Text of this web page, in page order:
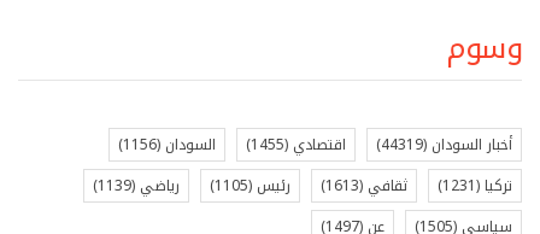
وسوم
أخبار السودان (44319) اقتصادي (1455) السودان (1156)
تركيا (1231) ثقافي (1613) رئيس (1105) رياضي (1139)
سياسي (1505) عن (1497)